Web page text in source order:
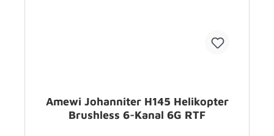
Amewi Johanniter H145 Helikopter
Brushless 6-Kanal 6G RTF